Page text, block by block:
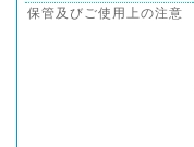
保管及びご使用上の注意